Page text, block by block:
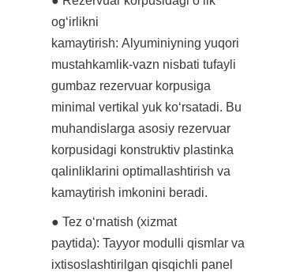
og‘irlikni
kamaytirish: Alyuminiyning yuqori
mustahkamlik-vazn nisbati tufayli
gumbaz rezervuar korpusiga
minimal vertikal yuk ko‘rsatadi. Bu
muhandislarga asosiy rezervuar
korpusidagi konstruktiv plastinka
qalinliklarini optimallashtirish va
kamaytirish imkonini beradi.
● Tez o‘rnatish (xizmat
paytida): Tayyor modulli qismlar va
ixtisoslashtirilgan qisqichli panel